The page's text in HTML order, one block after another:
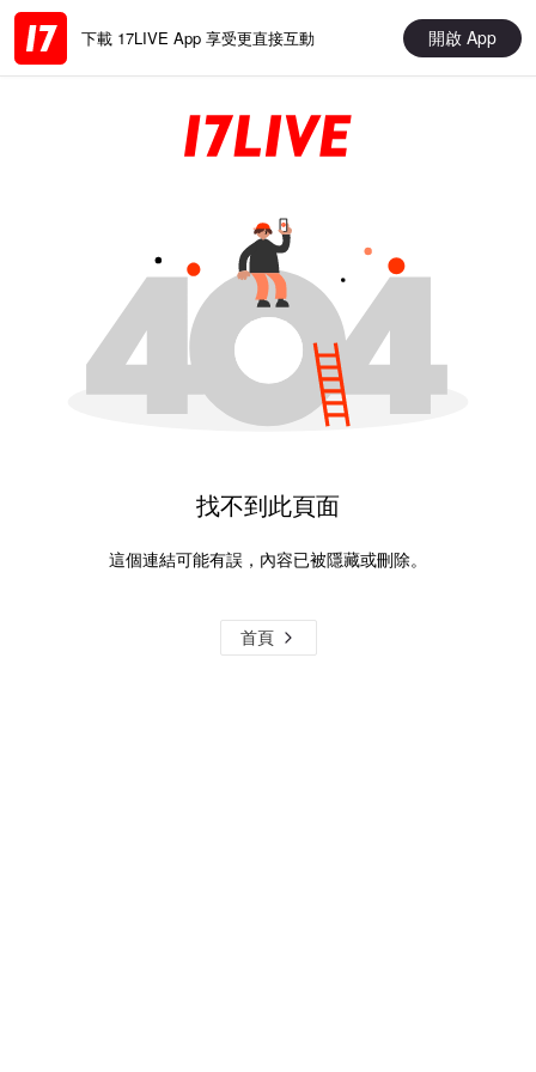
下載 17LIVE App 享受更直接互動 開啟 App
找不到此頁面
這個連結可能有誤，內容已被隱藏或刪除。
首頁